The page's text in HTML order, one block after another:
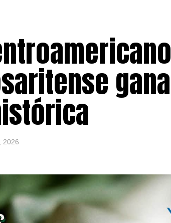
2026